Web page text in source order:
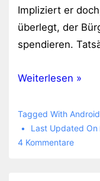
Impliziert er
überlegt, der
spendieren.
Stand
Rat“
Weiterlesen »
Tagged With Android
Last Updated On
4 Kommentare